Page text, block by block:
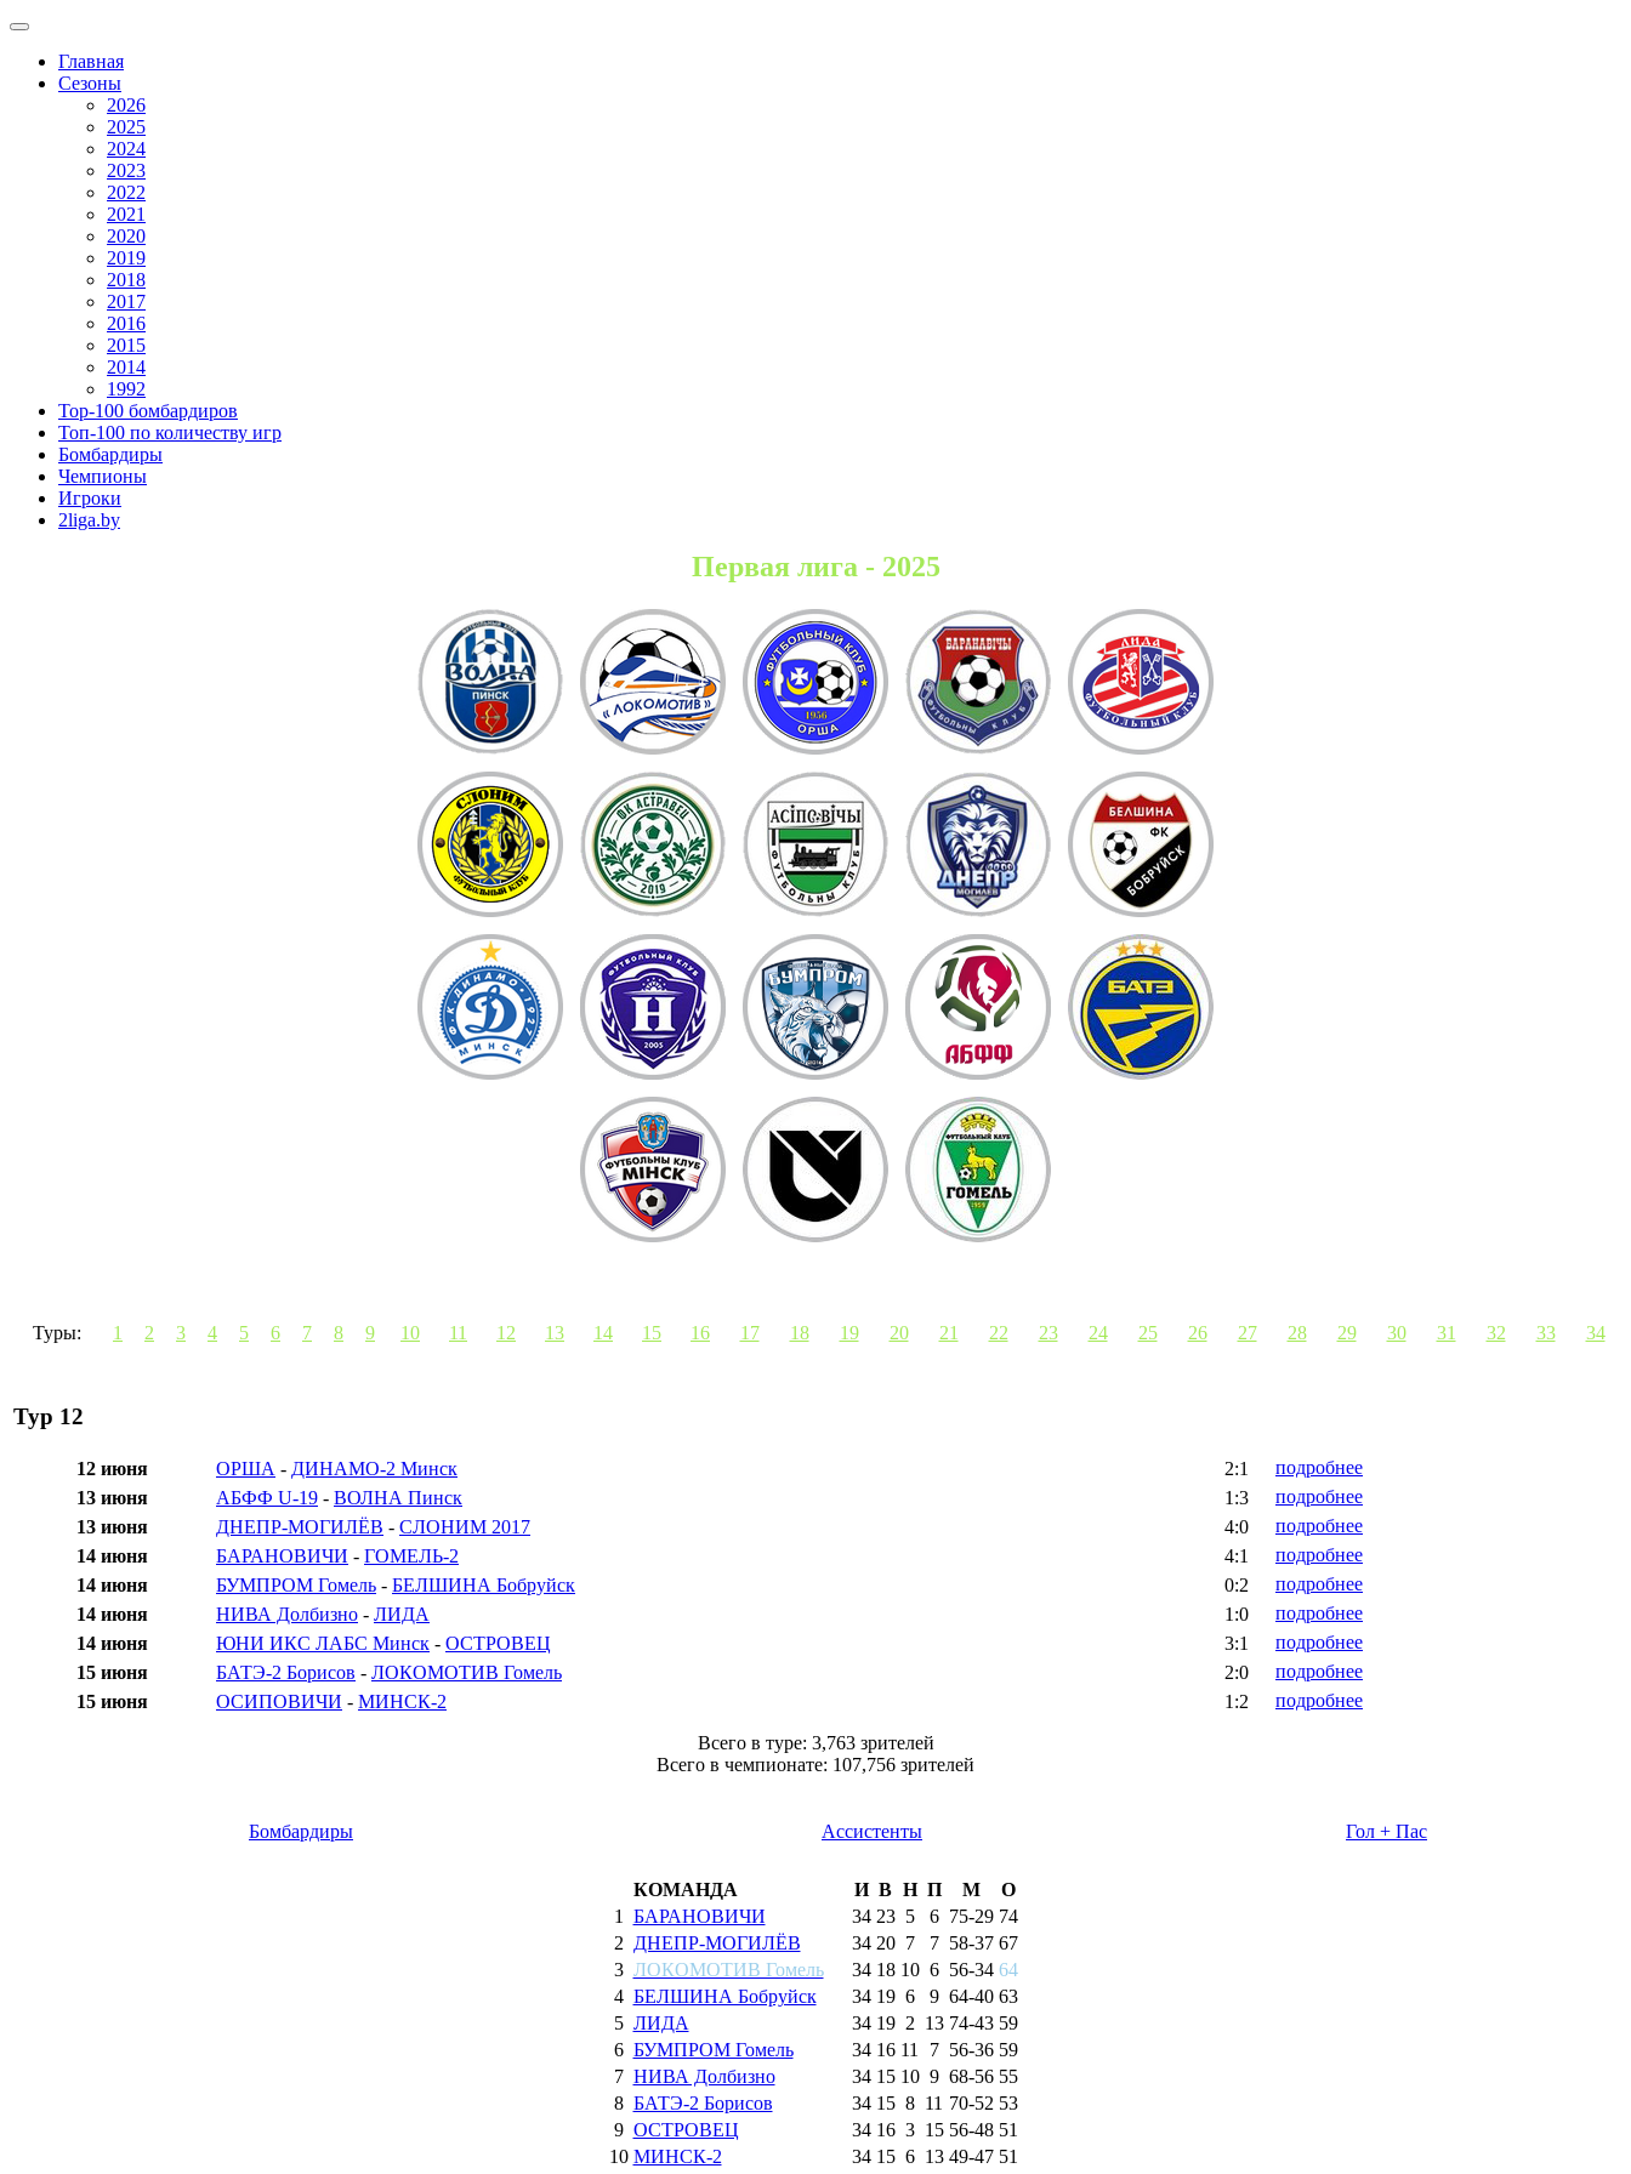
Главная
Сезоны
2026
2025
2024
2023
2022
2021
2020
2019
2018
2017
2016
2015
2014
1992
Top-100 бомбардиров
Топ-100 по количеству игр
Бомбардиры
Чемпионы
Игроки
2liga.by
Первая лига - 2025
Туры: 1 2 3 4 5 6 7 8 9 10 11 12 13 14 15 16 17 18 19 20 21 22 23 24 25 26 27 28 29 30 31 32 33 34
Тур 12
12 июня ОРША - ДИНАМО-2 Минск 2:1
подробнее
13 июня
АБФФ U-19 - ВОЛНА Пинск 1:3
подробнее
13 июня
ДНЕПР-МОГИЛЁВ - СЛОНИМ 2017 4:0
подробнее
14 июня
БАРАНОВИЧИ - ГОМЕЛЬ-2 4:1
подробнее
14 июня
БУМПРОМ Гомель - БЕЛШИНА Бобруйск 0:2
подробнее
14 июня
НИВА Долбизно - ЛИДА 1:0
подробнее
14 июня
ЮНИ ИКС ЛАБС Минск - ОСТРОВЕЦ 3:1
подробнее
15 июня
БАТЭ-2 Борисов - ЛОКОМОТИВ Гомель 2:0
подробнее
15 июня
ОСИПОВИЧИ - МИНСК-2 1:2 подробнее
Всего в туре: 3,763 зрителей
Всего в чемпионате: 107,756 зрителей
Бомбардиры Ассистенты Гол + Пас
КОМАНДА И В Н П М
О
1
БАРАНОВИЧИ 34 23 5 6 75-29 74
2 ДНЕПР-МОГИЛЁВ 34 20 7 7 58-37 67
3 ЛОКОМОТИВ Гомель 34 18 10 6 56-34 64
4 БЕЛШИНА Бобруйск 34 19 6 9 64-40 63
5 ЛИДА 34 19 2 13 74-43 59
6 БУМПРОМ Гомель 34 16 11 7 56-36 59
7 НИВА Долбизно 34 15 10 9 68-56 55
8 БАТЭ-2 Борисов 34 15 8 11 70-52 53
9 ОСТРОВЕЦ 34 16 3 15 56-48 51
10 МИНСК-2 34 15 6 13 49-47 51